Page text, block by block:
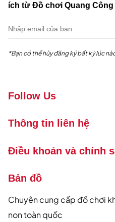
ích từ Đồ chơi Quang Công
*Bạn có thể hủy đăng ký bất kỳ lúc
Follow Us
Thông tin liên hệ
Điều khoản và chính
Bản đồ
Chuyên cung cấp đồ chơi
non toàn quốc